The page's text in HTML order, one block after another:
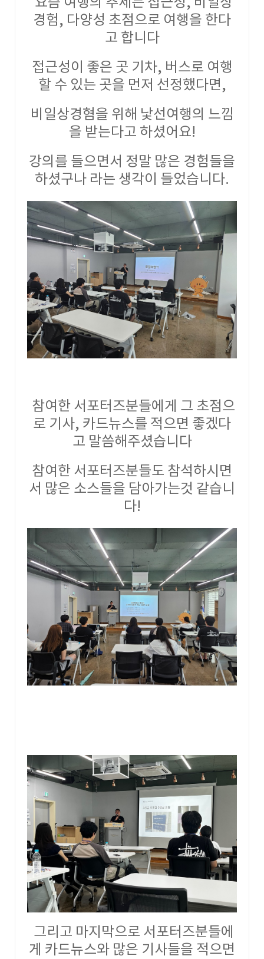
경험, 다양성 초점으로 여행을 한다
고 합니다
접근성이 좋은 곳 기차, 버스로 여행
할 수 있는 곳을 먼저 선정했다면,
비일상경혐을 위해 낯선여행의 느낌
을 받는다고 하셨어요!
강의를 들으면서 정말 많은 경험들을
하셨구나 라는 생각이 들었습니다.
참여한 서포터즈분들에게 그 초점으
로 기사, 카드뉴스를 적으면 좋겠다
고 말씀해주셨습니다
참여한 서포터즈분들도 참석하시면
서 많은 소스들을 담아가는것 같습니
다!
그리고 마지막으로 서포터즈분들에
게 카드뉴스와 많은 기사들을 적으면